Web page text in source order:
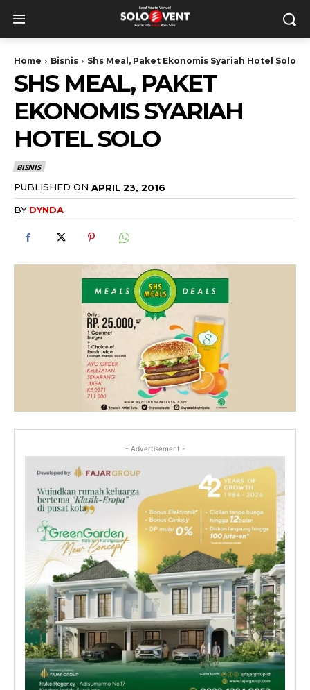
Home Bisnis Shs Meal, Paket Ekonomis Syariah Hotel Solo
SHS MEAL, PAKET
EKONOMIS SYARIAH
HOTEL SOLO
BISNIS
PUBLISHED ON APRIL 23, 2016
BY DYNDA
- Advertisement -